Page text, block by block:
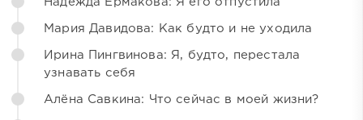
Надежда Ермакова: Я его отпустила
Мария Давидова: Как будто и не уходила
Ирина Пингвинова: Я, будто, перестала
узнавать себя
Алёна Савкина: Что сейчас в моей жизни?